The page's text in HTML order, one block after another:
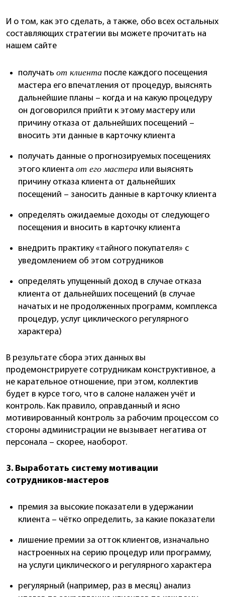
И о том, как это сделать, а также, обо всех остальных
составляющих стратегии вы можете прочитать на
нашем сайте
получать от клиента после каждого посещения
мастера его впечатления от процедур, выяснять
дальнейшие планы – когда и на какую процедуру
он договорился прийти к этому мастеру или
причину отказа от дальнейших посещений –
вносить эти данные в карточку клиента
получать данные о прогнозируемых посещениях
этого клиента от его мастера или выяснять
причину отказа клиента от дальнейших
посещений – заносить данные в карточку клиента
определять ожидаемые доходы от следующего
посещения и вносить в карточку клиента
внедрить практику «тайного покупателя» с
уведомлением об этом сотрудников
определять упущенный доход в случае отказа
клиента от дальнейших посещений (в случае
начатых и не продолженных программ, комплекса
процедур, услуг циклического регулярного
характера)
В результате сбора этих данных вы
продемонстрируете сотрудникам конструктивное, а
не карательное отношение, при этом, коллектив
будет в курсе того, что в салоне налажен учёт и
контроль. Как правило, оправданный и ясно
мотивированный контроль за рабочим процессом со
стороны администрации не вызывает негатива от
персонала – скорее, наоборот.
3. Выработать систему мотивации
сотрудников-мастеров
премия за высокие показатели в удержании
клиента – чётко определить, за какие показатели
лишение премии за отток клиентов, изначально
настроенных на серию процедур или программу,
на услуги циклического и регулярного характера
регулярный (например, раз в месяц) анализ